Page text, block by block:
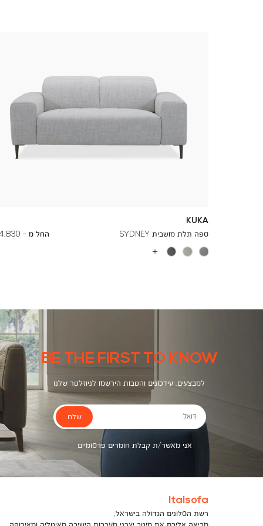
KUKA
ספה תלת מושבית SYDNEY
החל מ - ₪ To
8,210 ₪
BE THE FIRST TO KNOW
למבצעים, עידכונים והטבות הירשמו לניוזלטר שלנו
דואל
אני מאשר/ת קבלת חומרים פרסומיים
שלח
Italsofa
רשת הסלונים הגדולה בישראל,